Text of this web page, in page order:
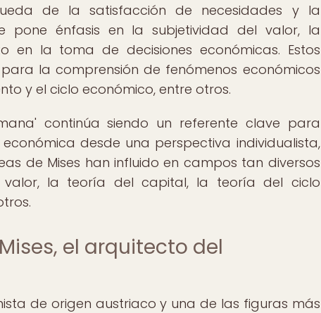
de la satisfacción de necesidades y la
pone énfasis en la subjetividad del valor, la
en la toma de decisiones económicas. Estos
la comprensión de fenómenos económicos
y el ciclo económico, entre otros.
continúa siendo un referente clave para
desde una perspectiva individualista,
de Mises han influido en campos tan diversos
la teoría del capital, la teoría del ciclo
el arquitecto del
de origen austriaco y una de las figuras más